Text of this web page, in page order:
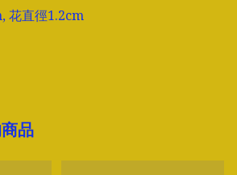
花直徑1.2cm
品